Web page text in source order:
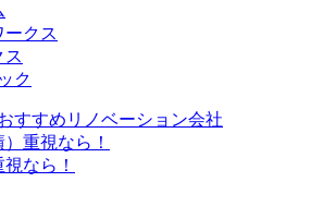
ークス
ス
ク
すすめリノベーション会社
重視なら！
なら！